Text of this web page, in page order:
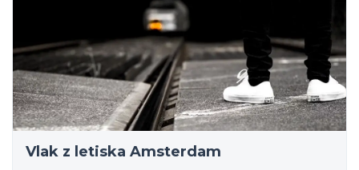
Vlak z letiska Amsterdam